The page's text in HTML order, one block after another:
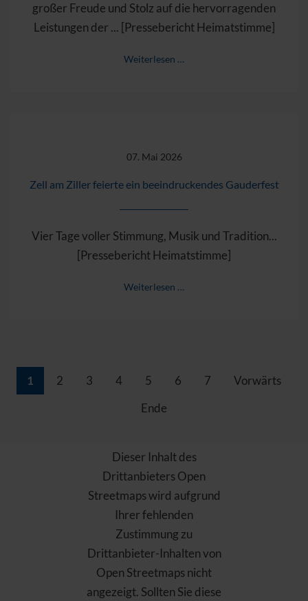
großer Freude und Stolz auf die hervorragenden
Leistungen der ... [Pressebericht Heimatstimme]
Weiterlesen …
07. Mai 2026
Zell am Ziller feierte ein beeindruckendes Gauderfest
Vier Tage voller Stimmung, Musik und Tradition...
[Pressebericht Heimatstimme]
Weiterlesen …
1 2 3 4 5 6 7
Vorwärts
Ende
Dieser Inhalt des
Drittanbieters Open
Streetmaps wird aufgrund
Ihrer fehlenden
Zustimmung zu
Drittanbieter-Inhalten von
Open Streetmaps nicht
angezeigt. Sollten Sie diese